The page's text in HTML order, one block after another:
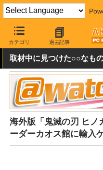
カテゴリ 過去記事
AKIBA PC Hotline! ガジェット
取材中に見つけた○○なも
海外版「鬼滅の刃 ヒノ
ーダーカオス館に輸入